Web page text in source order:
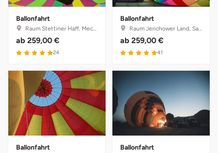
Ballonfahrt
Raum Stettiner Haff, Mecklenburg-Vorpommern
ab 259,00 €
24
Ballonfahrt
Raum Jerichower Land, Sachsen-Anhalt
ab 259,00 €
41
Ballonfahrt Ballonfahrt